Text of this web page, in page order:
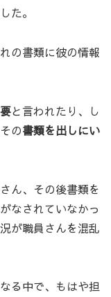
た。
の書類に彼の情報
と言われたり、し
の書類を出しにい
ん、その後書類を
なされていなかっ
が職員さんを混乱
る中で、もはや担